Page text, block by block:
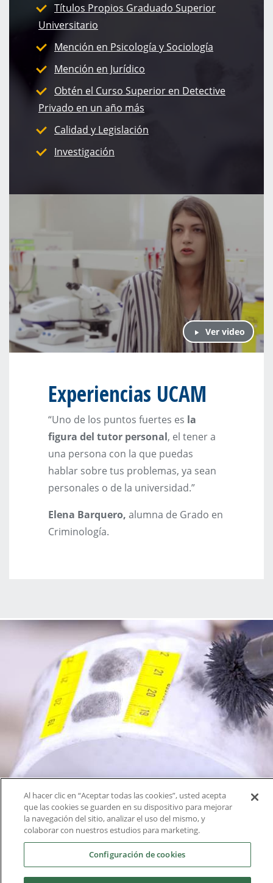
Títulos Propios Graduado Superior
Universitario
Mención en Psicología y Sociología
Mención en Jurídico
Obtén el Curso Superior en Detective
Privado en un año más
Calidad y Legislación
Investigación
Ver video
Experiencias UCAM
“Uno de los puntos fuertes es la
figura del tutor personal, el tener a
una persona con la que puedas
hablar sobre tus problemas, ya sean
personales o de la universidad.”
Elena Barquero, alumna de Grado en
Criminología.
Al hacer clic en “Aceptar todas las cookies”, usted acepta
que las cookies se guarden en su dispositivo para mejorar
la navegación del sitio, analizar el uso del mismo, y
colaborar con nuestros estudios para marketing.
Configuración de cookies